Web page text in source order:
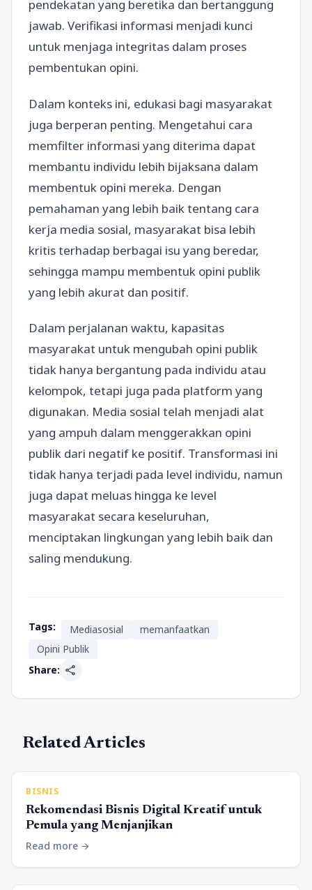
pendekatan yang beretika dan bertanggung
jawab. Verifikasi informasi menjadi kunci
untuk menjaga integritas dalam proses
pembentukan opini.
Dalam konteks ini, edukasi bagi masyarakat
juga berperan penting. Mengetahui cara
memfilter informasi yang diterima dapat
membantu individu lebih bijaksana dalam
membentuk opini mereka. Dengan
pemahaman yang lebih baik tentang cara
kerja media sosial, masyarakat bisa lebih
kritis terhadap berbagai isu yang beredar,
sehingga mampu membentuk opini publik
yang lebih akurat dan positif.
Dalam perjalanan waktu, kapasitas
masyarakat untuk mengubah opini publik
tidak hanya bergantung pada individu atau
kelompok, tetapi juga pada platform yang
digunakan. Media sosial telah menjadi alat
yang ampuh dalam menggerakkan opini
publik dari negatif ke positif. Transformasi ini
tidak hanya terjadi pada level individu, namun
juga dapat meluas hingga ke level
masyarakat secara keseluruhan,
menciptakan lingkungan yang lebih baik dan
saling mendukung.
Tags: Mediasosial
memanfaatkan
Opini Publik
Share: share
Related Articles
BISNIS
Rekomendasi Bisnis Digital Kreatif untuk
Pemula yang Menjanjikan
Read more arrow_forward